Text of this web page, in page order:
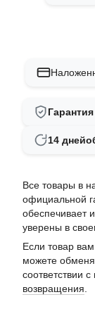
14 дней
Все товары в
официальной
обеспечивает
уверены в
Если товар
можете
соответствии
возвращения.